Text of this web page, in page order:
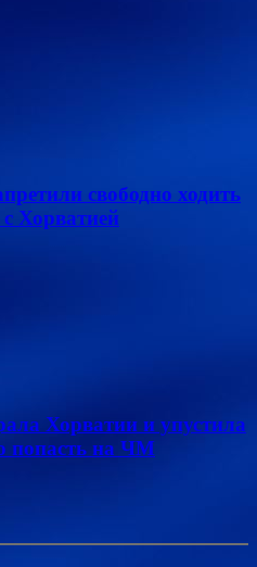
свободно ходить
Хорватией
Хорватии и упустила
попасть на ЧМ